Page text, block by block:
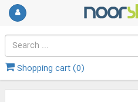
Shopping cart (0)